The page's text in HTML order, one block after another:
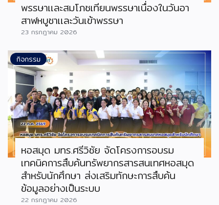
พรรษาเเละสมโภชเทียนพรรษาเนื่องในวันอา
สาฬหบูชาเเละวันเข้าพรรษา
23 กรกฎาคม 2026
กิจกรรม
หอสมุด มทร.ศรีวิชัย จัดโครงการอบรม
เทคนิคการสืบค้นทรัพยากรสารสนเทศหอสมุด
สำหรับนักศึกษา ส่งเสริมทักษะการสืบค้น
ข้อมูลอย่างเป็นระบบ
22 กรกฎาคม 2026